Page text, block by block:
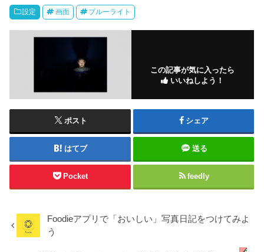
設定 画面 ブルーライト
この記事が気に入ったら
いいねしよう！
ポスト シェア
はてブ 送る
Pocket feedly
Foodieアプリで「おいしい」写真日記をつけてみよ
う